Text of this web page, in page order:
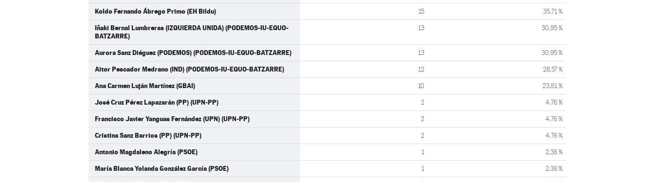
Koldo Fernando Ábrego Primo (EH Bildu) 15 35,71 %
Iñaki Bernal Lumbreras (IZQUIERDA UNIDA) (PODEMOS-IU-EQUO-
BATZARRE)
13 30,95 %
Aurora Sanz Diéguez (PODEMOS) (PODEMOS-IU-EQUO-BATZARRE) 13 30,95 %
Aitor Pescador Medrano (IND) (PODEMOS-IU-EQUO-BATZARRE) 12 28,57 %
Ana Carmen Luján Martínez (GBAI) 10 23,81 %
José Cruz Pérez Lapazarán (PP) (UPN-PP) 2 4,76 %
Francisco Javier Yanguas Fernández (UPN) (UPN-PP) 2 4,76 %
Cristina Sanz Barrios (PP) (UPN-PP) 2 4,76 %
Antonio Magdaleno Alegría (PSOE) 1 2,38 %
María Blanca Yolanda González García (PSOE) 1 2,38 %